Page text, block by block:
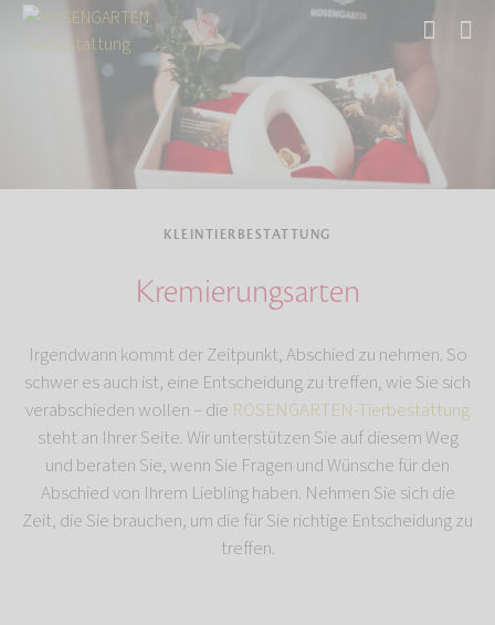
Tierbestattung Kleintierbestattung
KLEINTIERBESTATTUNG
Kremierungsarten
Irgendwann kommt der Zeitpunkt, Abschied zu nehmen. So
schwer es auch ist, eine Entscheidung zu treffen, wie Sie sich
verabschieden wollen – die ROSENGARTEN-Tierbestattung
steht an Ihrer Seite. Wir unterstützen Sie auf diesem Weg
und beraten Sie, wenn Sie Fragen und Wünsche für den
Abschied von Ihrem Liebling haben. Nehmen Sie sich die
Zeit, die Sie brauchen, um die für Sie richtige Entscheidung zu
treffen.